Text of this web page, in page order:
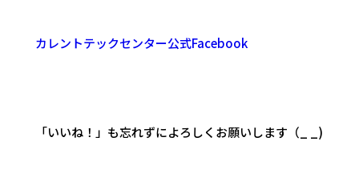
カレントテックセンター公式Facebook
「いいね！」も忘れずによろしくお願いします（_ _)